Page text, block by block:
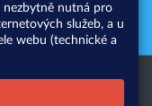
Web školy
nezbytně nutná pro
služeb, a u
webu (technické a